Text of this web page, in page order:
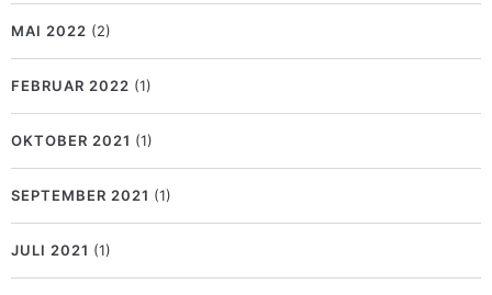
MAI 2022 (2)
FEBRUAR 2022 (1)
OKTOBER 2021 (1)
SEPTEMBER 2021 (1)
JULI 2021 (1)